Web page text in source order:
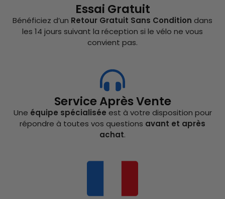
Essai Gratuit
Bénéficiez d’un Retour Gratuit Sans Condition dans
les 14 jours suivant la réception si le vélo ne vous
convient pas.
Service Après Vente
Une équipe spécialisée est à votre disposition pour
répondre à toutes vos questions avant et après
achat.